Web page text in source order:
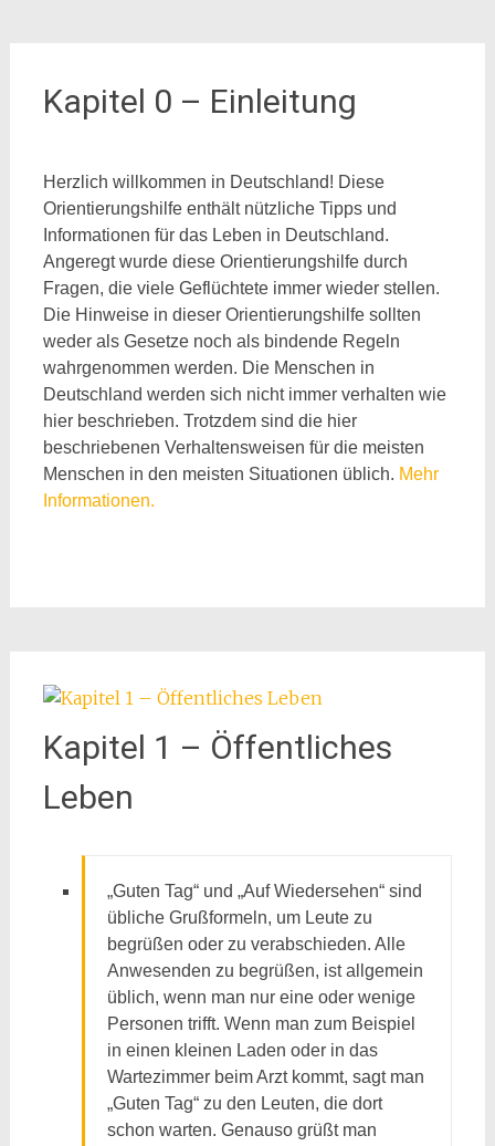
Kapitel 0 – Einleitung
Herzlich willkommen in Deutschland! Diese
Orientierungshilfe enthält nützliche Tipps und
Informationen für das Leben in Deutschland.
Angeregt wurde diese Orientierungshilfe durch
Fragen, die viele Geflüchtete immer wieder stellen.
Die Hinweise in dieser Orientierungshilfe sollten
weder als Gesetze noch als bindende Regeln
wahrgenommen werden. Die Menschen in
Deutschland werden sich nicht immer verhalten wie
hier beschrieben. Trotzdem sind die hier
beschriebenen Verhaltensweisen für die meisten
Menschen in den meisten Situationen üblich. Mehr
Informationen.
Kapitel 1 – Öffentliches
Leben
„Guten Tag“ und „Auf Wiedersehen“ sind
übliche Grußformeln, um Leute zu
begrüßen oder zu verabschieden. Alle
Anwesenden zu begrüßen, ist allgemein
üblich, wenn man nur eine oder wenige
Personen trifft. Wenn man zum Beispiel
in einen kleinen Laden oder in das
Wartezimmer beim Arzt kommt, sagt man
„Guten Tag“ zu den Leuten, die dort
schon warten. Genauso grüßt man